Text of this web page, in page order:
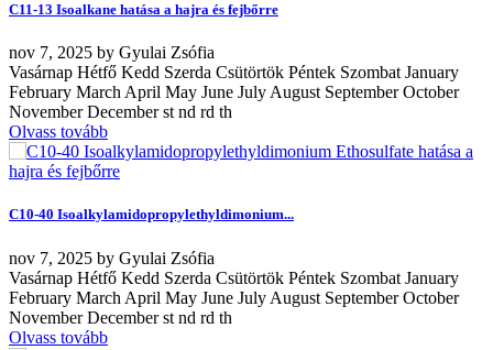
C11-13 Isoalkane hatása a hajra és fejbőrre
nov 7, 2025 by Gyulai Zsófia
Vasárnap Hétfő Kedd Szerda Csütörtök Péntek Szombat January
February March April May June July August September October
November December st nd rd th
Olvass tovább
C10-40 Isoalkylamidopropylethyldimonium...
nov 7, 2025 by Gyulai Zsófia
Vasárnap Hétfő Kedd Szerda Csütörtök Péntek Szombat January
February March April May June July August September October
November December st nd rd th
Olvass tovább